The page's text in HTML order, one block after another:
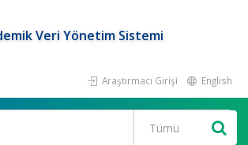
Veri Yönetim Sistemi
Araştırmacı Girişi English